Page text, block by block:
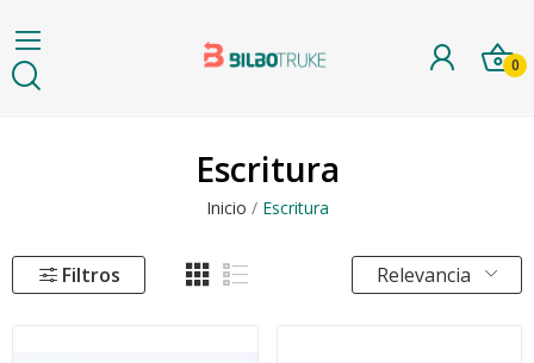
0
Escritura
Inicio Escritura
Filtros Relevancia